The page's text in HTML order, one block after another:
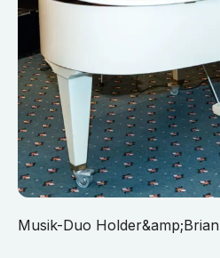
Musik-Duo Holder&amp;Brian